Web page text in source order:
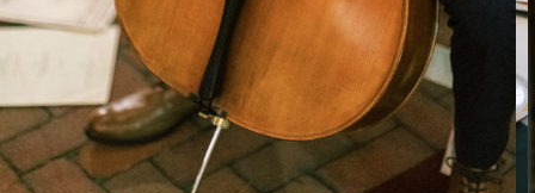
BYBÉATRICE 13 VIEWS
Danielle, ergothérapeute pédiatrique, et Chris,